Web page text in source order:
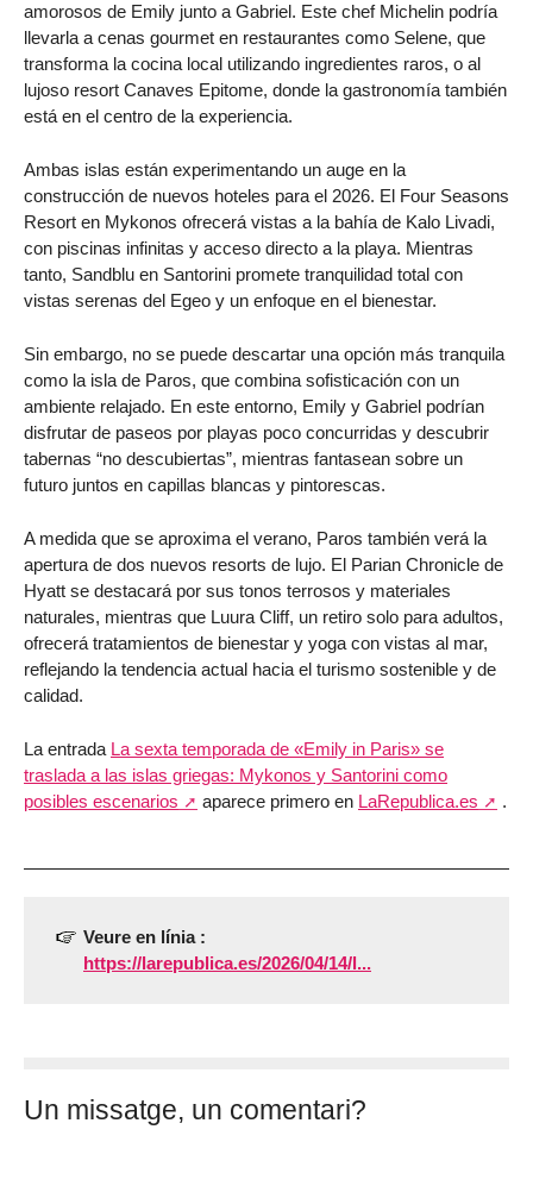
amorosos de Emily junto a Gabriel. Este chef Michelin podría
llevarla a cenas gourmet en restaurantes como Selene, que
transforma la cocina local utilizando ingredientes raros, o al
lujoso resort Canaves Epitome, donde la gastronomía también
está en el centro de la experiencia.
Ambas islas están experimentando un auge en la
construcción de nuevos hoteles para el 2026. El Four Seasons
Resort en Mykonos ofrecerá vistas a la bahía de Kalo Livadi,
con piscinas infinitas y acceso directo a la playa. Mientras
tanto, Sandblu en Santorini promete tranquilidad total con
vistas serenas del Egeo y un enfoque en el bienestar.
Sin embargo, no se puede descartar una opción más tranquila
como la isla de Paros, que combina sofisticación con un
ambiente relajado. En este entorno, Emily y Gabriel podrían
disfrutar de paseos por playas poco concurridas y descubrir
tabernas “no descubiertas”, mientras fantasean sobre un
futuro juntos en capillas blancas y pintorescas.
A medida que se aproxima el verano, Paros también verá la
apertura de dos nuevos resorts de lujo. El Parian Chronicle de
Hyatt se destacará por sus tonos terrosos y materiales
naturales, mientras que Luura Cliff, un retiro solo para adultos,
ofrecerá tratamientos de bienestar y yoga con vistas al mar,
reflejando la tendencia actual hacia el turismo sostenible y de
calidad.
La entrada La sexta temporada de «Emily in Paris» se
traslada a las islas griegas: Mykonos y Santorini como
posibles escenarios
aparece primero en LaRepublica.es .
Veure en línia :
https://larepublica.es/2026/04/14/l...
Un missatge, un comentari?